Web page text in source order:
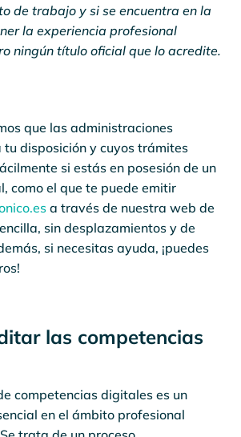
de trabajo y si se encuentra en la
la experiencia profesional
ningún título oficial que lo acredite.
que las administraciones
tu disposición y cuyos trámites
si estás en posesión de un
como el que te puede emitir
a través de nuestra web de
sin desplazamientos y de
si necesitas ayuda, ¡puedes
las competencias
competencias digitales es un
en el ámbito profesional